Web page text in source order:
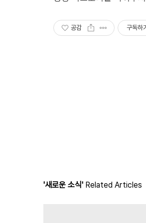
공감 구독하
'새로운 소식' Related Articles